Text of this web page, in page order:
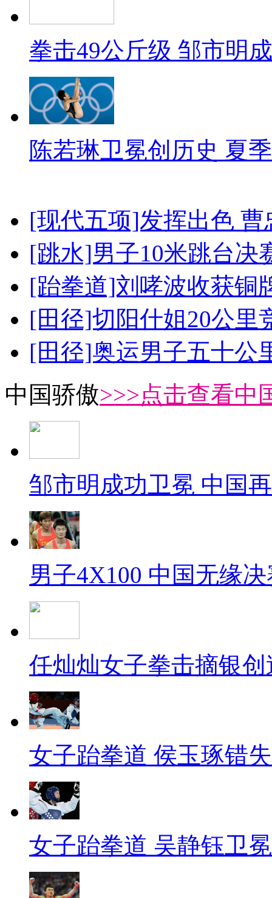
拳击49公斤级 邹市明
陈若琳卫冕创历史 夏
[现代五项]发挥出色
[跳水]男子10米跳台决
[跆拳道]刘哮波收获铜
[田径]切阳什姐20公里
[田径]奥运男子五十公
中国骄傲>>>点击查看中
邹市明成功卫冕 中国
男子4X100 中国无缘
任灿灿女子拳击摘银
女子跆拳道 侯玉琢错
女子跆拳道 吴静钰卫冕